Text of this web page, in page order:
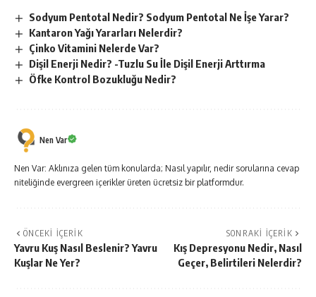
Sodyum Pentotal Nedir? Sodyum Pentotal Ne İşe Yarar?
Kantaron Yağı Yararları Nelerdir?
Çinko Vitamini Nelerde Var?
Dişil Enerji Nedir? -Tuzlu Su İle Dişil Enerji Arttırma
Öfke Kontrol Bozukluğu Nedir?
Nen Var
Nen Var: Aklınıza gelen tüm konularda; Nasıl yapılır, nedir sorularına cevap
niteliğinde evergreen içerikler üreten ücretsiz bir platformdur.
ÖNCEKI İÇERIK
Yavru Kuş Nasıl Beslenir? Yavru
Kuşlar Ne Yer?
SONRAKI İÇERIK
Kış Depresyonu Nedir, Nasıl
Geçer, Belirtileri Nelerdir?